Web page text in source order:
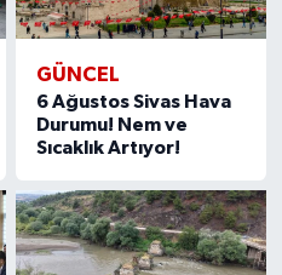
GÜNCEL
6 Ağustos Sivas Hava
Durumu! Nem ve
Sıcaklık Artıyor!